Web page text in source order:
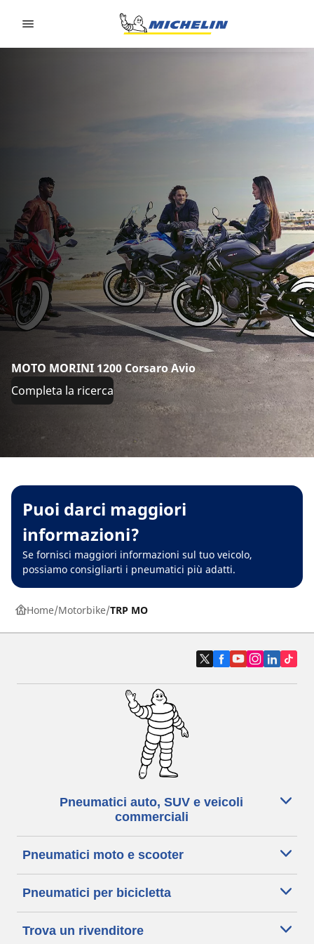
MOTO MORINI 1200 Corsaro Avio
Completa la ricerca
Puoi darci maggiori
informazioni?
Se fornisci maggiori informazioni sul tuo veicolo,
possiamo consigliarti i pneumatici più adatti.
Home Motorbike TRP MO
Pneumatici auto, SUV e veicoli
commerciali
Pneumatici moto e scooter
Pneumatici per bicicletta
Trova un rivenditore